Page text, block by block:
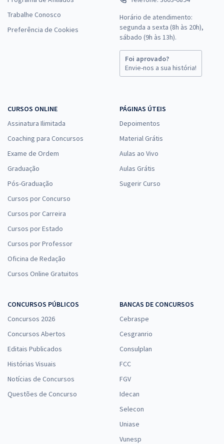
Trabalhe Conosco
Preferência de Cookies
Horário de atendimento:
segunda a sexta (8h às 20h),
sábado (9h às 13h).
Foi aprovado?
Envie-nos a sua história!
CURSOS ONLINE
Assinatura Ilimitada
Coaching para Concursos
Exame de Ordem
Graduação
Pós-Graduação
Cursos por Concurso
Cursos por Carreira
Cursos por Estado
Cursos por Professor
Oficina de Redação
Cursos Online Gratuitos
PÁGINAS ÚTEIS
Depoimentos
Material Grátis
Aulas ao Vivo
Aulas Grátis
Sugerir Curso
CONCURSOS PÚBLICOS
Concursos 2026
Concursos Abertos
Editais Publicados
Histórias Visuais
Notícias de Concursos
Questões de Concurso
BANCAS DE CONCURSOS
Cebraspe
Cesgranrio
Consulplan
FCC
FGV
Idecan
Selecon
Uniase
Vunesp